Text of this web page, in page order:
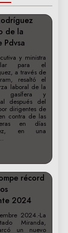
de la
y ministra
para el
a través de
resaltó el
laboral de la
gasífera y
después del
dirigentes de
contra de las
en días
en una
récord
2024
2024.-La
Miranda,
un nuevo